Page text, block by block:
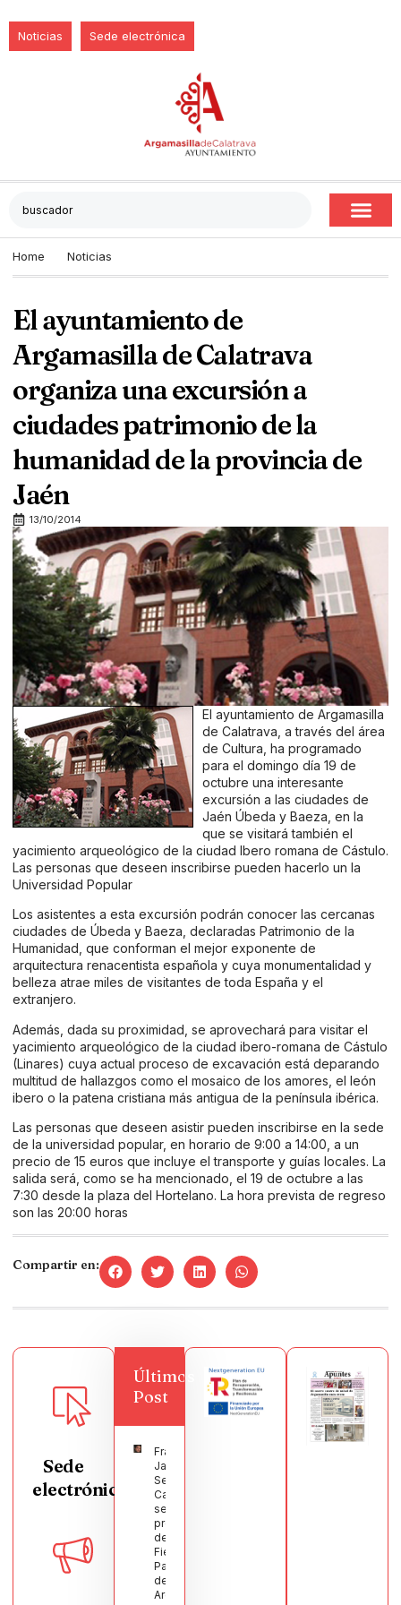
Noticias Sede electrónica
Home Noticias
El ayuntamiento de
Argamasilla de Calatrava
organiza una excursión a
ciudades patrimonio de la
humanidad de la provincia de
Jaén
13/10/2014
El ayuntamiento de Argamasilla
de Calatrava, a través del área
de Cultura, ha programado
para el domingo día 19 de
octubre una interesante
excursión a las ciudades de
Jaén Úbeda y Baeza, en la
que se visitará también el
yacimiento arqueológico de la ciudad Ibero romana de Cástulo.
Las personas que deseen inscribirse pueden hacerlo un la
Universidad Popular
Los asistentes a esta excursión podrán conocer las cercanas
ciudades de Úbeda y Baeza, declaradas Patrimonio de la
Humanidad, que conforman el mejor exponente de
arquitectura renacentista española y cuya monumentalidad y
belleza atrae miles de visitantes de toda España y el
extranjero.
Además, dada su proximidad, se aprovechará para visitar el
yacimiento arqueológico de la ciudad ibero-romana de Cástulo
(Linares) cuya actual proceso de excavación está deparando
multitud de hallazgos como el mosaico de los amores, el león
ibero o la patena cristiana más antigua de la península ibérica.
Las personas que deseen asistir pueden inscribirse en la sede
de la universidad popular, en horario de 9:00 a 14:00, a un
precio de 15 euros que incluye el transporte y guías locales. La
salida será, como se ha mencionado, el 19 de octubre a las
7:30 desde la plaza del Hortelano. La hora prevista de regreso
son las 20:00 horas
Compartir en:
Sede
electrónica
Últimos
Post
Francisco
Javier
Segura
Castellanos
será el
pregonero
de las
Fiestas
Patronales
de
Argamasilla